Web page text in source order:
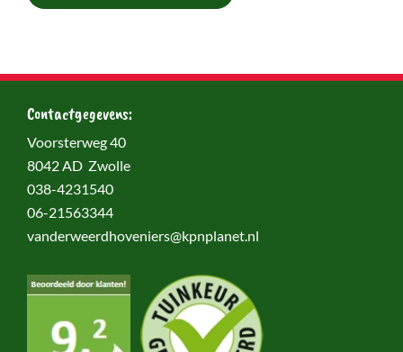
Contactgegevens:
Voorsterweg 40
8042 AD Zwolle
038-4231540
06-21563344
vanderweerdhoveniers@kpnplanet.nl